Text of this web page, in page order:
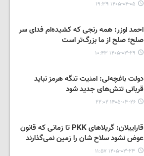
۱۴۰۵-۰۴-۰۵ ۱۹:۳۹
احمد اوزر: همه رنجی که کشیده‌ام فدای سر
صلح؛ صلح از ما بزرگ‌تر است
۱۴۰۵-۰۳-۲۹ ۱۰:۴۳
دولت باغچه‌لی: امنیت تنگه هرمز نباید
قربانی تنش‌های جدید شود
۱۴۰۵-۰۳-۲۶ ۲۲:۰۲
قاراییلان: گریلاهای PKK تا زمانی که قانون
عوض نشود سلاح شان را زمین نمی‌گذارند
۱۴۰۵-۰۳-۲۳ ۱۱:۵۷